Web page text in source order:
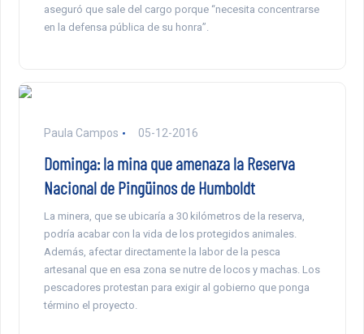
aseguró que sale del cargo porque “necesita concentrarse
en la defensa pública de su honra”.
Paula Campos 05-12-2016
Dominga: la mina que amenaza la Reserva
Nacional de Pingüinos de Humboldt
La minera, que se ubicaría a 30 kilómetros de la reserva,
podría acabar con la vida de los protegidos animales.
Además, afectar directamente la labor de la pesca
artesanal que en esa zona se nutre de locos y machas. Los
pescadores protestan para exigir al gobierno que ponga
término el proyecto.